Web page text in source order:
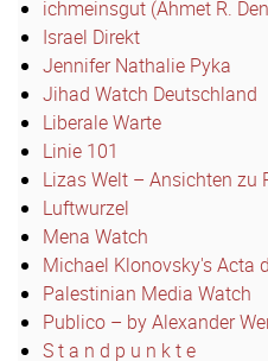
ichmeinsgut (Ahmet R.
Israel Direkt
Jennifer Nathalie Pyka
Jihad Watch Deutschland
Liberale Warte
Linie 101
Lizas Welt – Ansichten zu
Luftwurzel
Mena Watch
Michael Klonovsky's Acta
Palestinian Media Watch
Publico – by Alexander
S t a n d p u n k t e